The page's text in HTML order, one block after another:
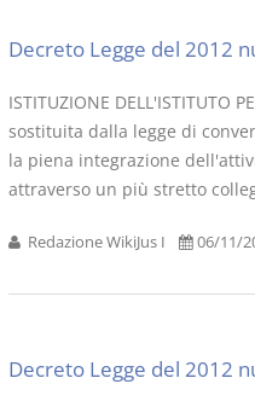
Decreto Legge del 2012
ISTITUZIONE DELL'ISTITUTO
sostituita dalla legge di
la piena integrazione
attraverso un più stretto
Redazione WikiJus I 06/11/
Decreto Legge del 2012
€ 4,19